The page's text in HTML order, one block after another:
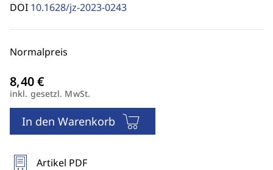
DOI 10.1628/jz-2023-0243
Normalpreis
inkl. gesetzl. MwSt.
In den Warenkorb
Artikel PDF